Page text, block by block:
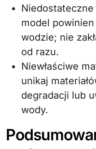
model
wodzie; nie
od razu.
Niewłaściwe
unikaj
degradacji lub
wody.